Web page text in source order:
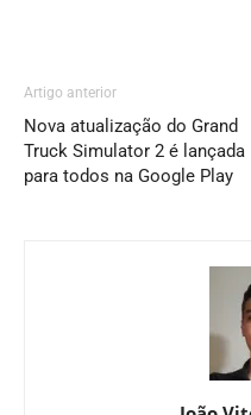
Artigo anterior
Nova atualização do Grand
Truck Simulator 2 é lançada
para todos na Google Play